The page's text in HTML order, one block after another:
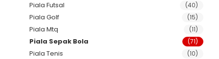
Piala Futsal (40)
Piala Golf (15)
Piala Mtq (11)
Piala Sepak Bola (71)
Piala Tenis (10)